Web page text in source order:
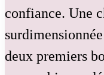
confiance. Une
deux premiers